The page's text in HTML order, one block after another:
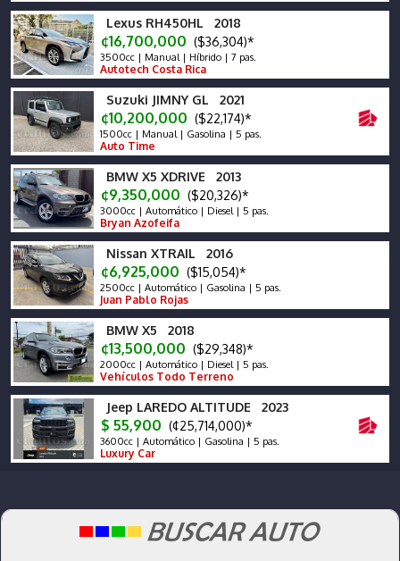
Lexus RH450HL 2018
¢16,700,000 ($36,304)*
3500cc | Manual | Híbrido | 7 pas.
Autotech Costa Rica
Suzuki JIMNY GL 2021
¢10,200,000 ($22,174)*
1500cc | Manual | Gasolina | 5 pas.
Auto Time
BMW X5 XDRIVE 2013
¢9,350,000 ($20,326)*
3000cc | Automático | Diesel | 5 pas.
Bryan Azofeifa
Nissan XTRAIL 2016
¢6,925,000 ($15,054)*
2500cc | Automático | Gasolina | 5 pas.
Juan Pablo Rojas
BMW X5 2018
¢13,500,000 ($29,348)*
2000cc | Automático | Diesel | 5 pas.
Vehículos Todo Terreno
Jeep LAREDO ALTITUDE 2023
$ 55,900 (¢25,714,000)*
3600cc | Automático | Gasolina | 5 pas.
Luxury Car